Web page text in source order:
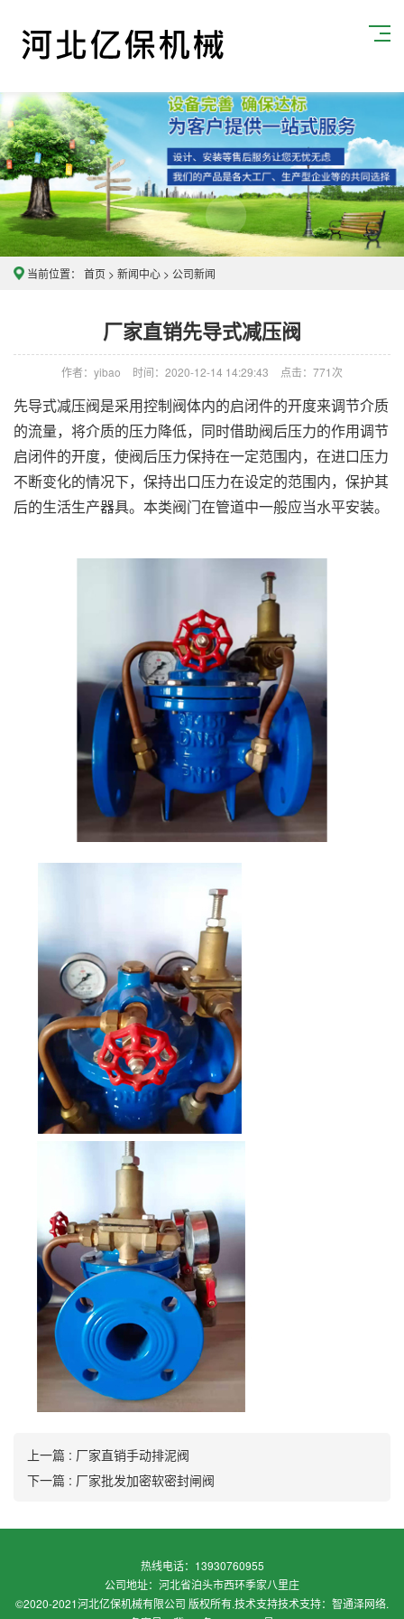
当前位置： 首页 > 新闻中心 > 公司新闻
厂家直销先导式减压阀
作者：yibao 时间：2020-12-14 14:29:43 点击： 771次
先导式减压阀是采用控制阀体内的启闭件的开度来调节介质
的流量，将介质的压力降低，同时借助阀后压力的作用调节
启闭件的开度，使阀后压力保持在一定范围内，在进口压力
不断变化的情况下，保持出口压力在设定的范围内，保护其
后的生活生产器具。本类阀门在管道中一般应当水平安装。
上一篇 : 厂家直销手动排泥阀
下一篇 : 厂家批发加密软密封闸阀
热线电话：13930760955
公司地址：河北省泊头市西环季家八里庄
©2020-2021河北亿保机械有限公司 版权所有.技术支持技术支持：智通泽网络.